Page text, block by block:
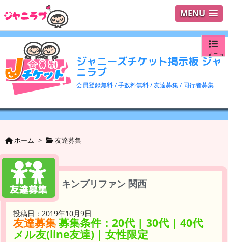
MENU
ジャニーズチケット掲示板 ジャ
ニラブ
会員登録無料 / 手数料無料 / 友達募集 / 同行者募集
メニュ
ログイ
ユーザ
ホーム > 友達募集
キンプリファン 関西
投稿日：2019年10月9日
友達募集募集条件：20代 | 30代 | 40代
メル友(line友達) | 女性限定